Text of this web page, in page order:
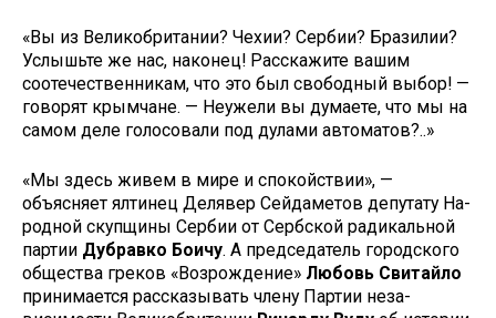
«Вы из Великобритании? Чехии? Сербии? Бразилии?
Услышьте же нас, наконец! Расскажите вашим
соотечественникам, что это был свободный выбор! —
говорят крым­чане. — Неужели вы думаете, что мы на
самом деле голосовали под дула­ми автоматов?..»
«Мы здесь живем в мире и спо­койствии», —
объясняет ялтинец Делявер Сейдаметов депутату На­
родной скупщины Сербии от Серб­ской радикальной
партии Дубравко Боичу. А председатель городского
общества греков «Возрождение» Любовь Свитайло
принимается рассказывать члену Партии неза­